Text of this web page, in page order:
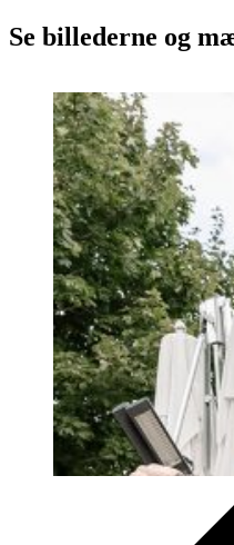
Se billederne og